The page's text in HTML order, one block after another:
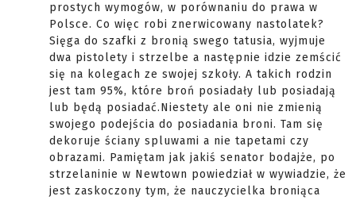
prostych wymogów, w porównaniu do prawa w
Polsce. Co więc robi znerwicowany nastolatek?
Sięga do szafki z bronią swego tatusia, wyjmuje
dwa pistolety i strzelbe a następnie idzie zemścić
się na kolegach ze swojej szkoły. A takich rodzin
jest tam 95%, które broń posiadały lub posiadają
lub będą posiadać.Niestety ale oni nie zmienią
swojego podejścia do posiadania broni. Tam się
dekoruje ściany spluwami a nie tapetami czy
obrazami. Pamiętam jak jakiś senator bodajże, po
strzelaninie w Newtown powiedział w wywiadzie, że
jest zaskoczony tym, że nauczycielka broniąca